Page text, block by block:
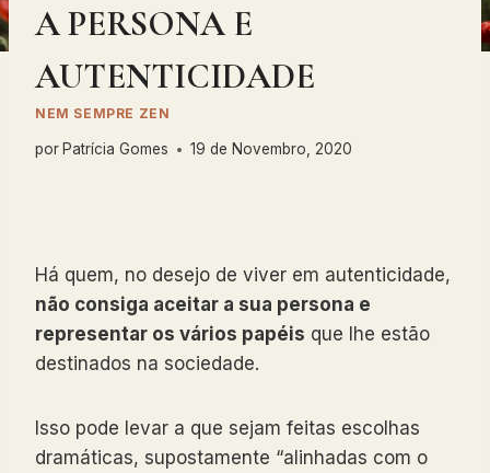
A PERSONA E
AUTENTICIDADE
NEM SEMPRE ZEN
por Patrícia Gomes 19 de Novembro, 2020
Há quem, no desejo de viver em autenticidade,
não consiga aceitar a sua persona e
representar os vários papéis que lhe estão
destinados na sociedade.
Isso pode levar a que sejam feitas escolhas
dramáticas, supostamente “alinhadas com o